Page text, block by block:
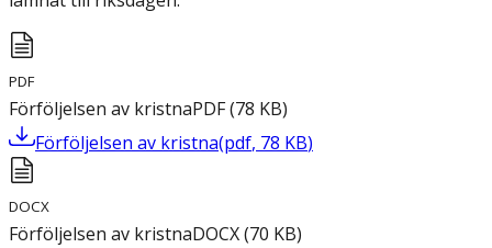
PDF
Förföljelsen av kristnaPDF(78 KB)
Förföljelsen av kristna(pdf, 78 KB)
DOCX
Förföljelsen av kristnaDOCX(70 KB)